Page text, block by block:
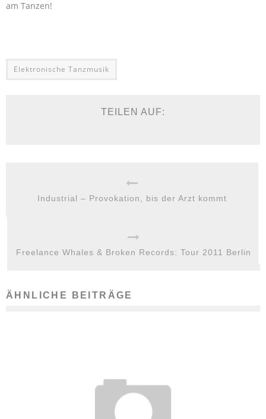
am Tanzen!
Elektronische Tanzmusik
TEILEN AUF:
Industrial – Provokation, bis der Arzt kommt
Freelance Whales & Broken Records: Tour 2011 Berlin
ÄHNLICHE BEITRÄGE